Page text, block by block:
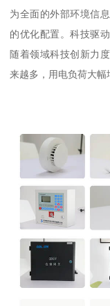
为全面的外部环境信
的优化配置。科技驱
随着领域科技创新力
来越多，用电负荷大幅